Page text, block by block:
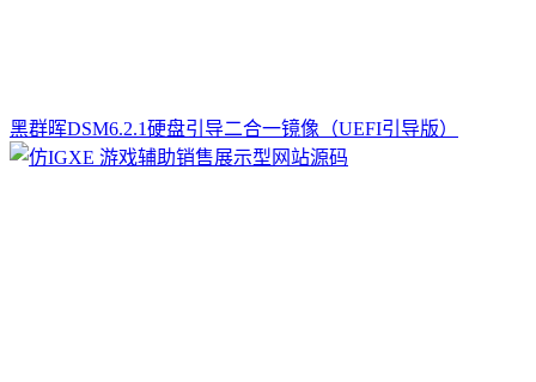
黑群晖DSM6.2.1硬盘引导二合一镜像（UEFI引导版）